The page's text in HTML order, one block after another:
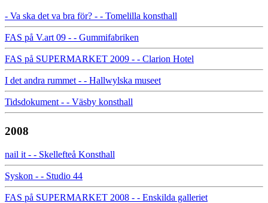
- Va ska det va bra för? - - Tomelilla konsthall
FAS på V.art 09 - - Gummifabriken
FAS på SUPERMARKET 2009 - - Clarion Hotel
I det andra rummet - - Hallwylska museet
Tidsdokument - - Väsby konsthall
2008
nail it - - Skellefteå Konsthall
Syskon - - Studio 44
FAS på SUPERMARKET 2008 - - Enskilda galleriet